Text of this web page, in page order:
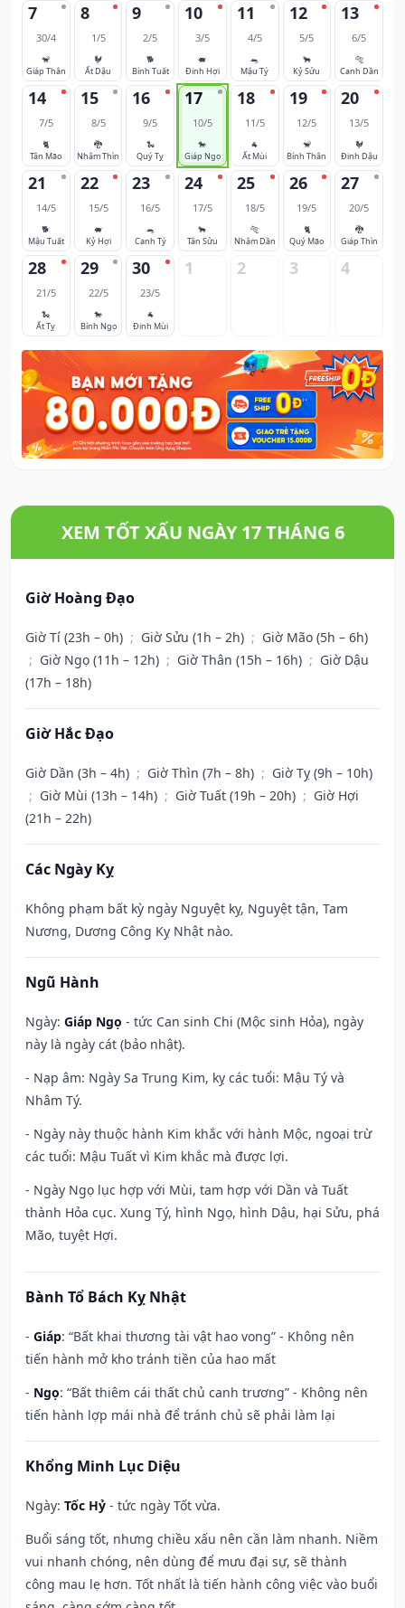
7
30/4
🐒
Giáp Thân
8
1/5
🐓
Ất Dậu
9
2/5
🐕
Bính Tuất
10
3/5
🐖
Đinh Hợi
11
4/5
🐀
Mậu Tý
12
5/5
🐂
Kỷ Sửu
13
6/5
🐅
Canh Dần
14
7/5
🐈
Tân Mão
15
8/5
🐉
Nhâm Thìn
16
9/5
🐍
Quý Tỵ
17
10/5
🐎
Giáp Ngọ
18
11/5
🐐
Ất Mùi
19
12/5
🐒
Bính Thân
20
13/5
🐓
Đinh Dậu
21
14/5
🐕
Mậu Tuất
22
15/5
🐖
Kỷ Hợi
23
16/5
🐀
Canh Tý
24
17/5
🐂
Tân Sửu
25
18/5
🐅
Nhâm Dần
26
19/5
🐈
Quý Mão
27
20/5
🐉
Giáp Thìn
28
21/5
🐍
Ất Tỵ
29
22/5
🐎
Bính Ngọ
30
23/5
🐐
Đinh Mùi
1 2 3 4
XEM TỐT XẤU NGÀY 17 THÁNG 6
Giờ Hoàng Đạo
Giờ Tí (23h – 0h) ; Giờ Sửu (1h – 2h) ; Giờ Mão (5h – 6h)
; Giờ Ngọ (11h – 12h) ; Giờ Thân (15h – 16h) ; Giờ Dậu
(17h – 18h)
Giờ Hắc Đạo
Giờ Dần (3h – 4h) ; Giờ Thìn (7h – 8h) ; Giờ Tỵ (9h – 10h)
; Giờ Mùi (13h – 14h) ; Giờ Tuất (19h – 20h) ; Giờ Hợi
(21h – 22h)
Các Ngày Kỵ
Không phạm bất kỳ ngày Nguyệt kỵ, Nguyệt tận, Tam
Nương, Dương Công Kỵ Nhật nào.
Ngũ Hành
Ngày: Giáp Ngọ - tức Can sinh Chi (Mộc sinh Hỏa), ngày
này là ngày cát (bảo nhật).
- Nạp âm: Ngày Sa Trung Kim, kỵ các tuổi: Mậu Tý và
Nhâm Tý.
- Ngày này thuộc hành Kim khắc với hành Mộc, ngoại trừ
các tuổi: Mậu Tuất vì Kim khắc mà được lợi.
- Ngày Ngọ lục hợp với Mùi, tam hợp với Dần và Tuất
thành Hỏa cục. Xung Tý, hình Ngọ, hình Dậu, hại Sửu, phá
Mão, tuyệt Hợi.
Bành Tổ Bách Kỵ Nhật
- Giáp: “Bất khai thương tài vật hao vong” - Không nên
tiến hành mở kho tránh tiền của hao mất
- Ngọ: “Bất thiêm cái thất chủ canh trương” - Không nên
tiến hành lợp mái nhà để tránh chủ sẽ phải làm lại
Khổng Minh Lục Diệu
Ngày: Tốc Hỷ - tức ngày Tốt vừa.
Buổi sáng tốt, nhưng chiều xấu nên cần làm nhanh. Niềm
vui nhanh chóng, nên dùng để mưu đại sự, sẽ thành
công mau lẹ hơn. Tốt nhất là tiến hành công việc vào buổi